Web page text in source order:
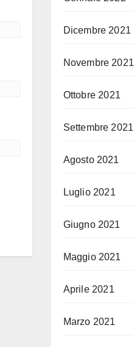
Dicembre 2021
Novembre 2021
Ottobre 2021
Settembre 2021
Agosto 2021
Luglio 2021
Giugno 2021
Maggio 2021
Aprile 2021
Marzo 2021